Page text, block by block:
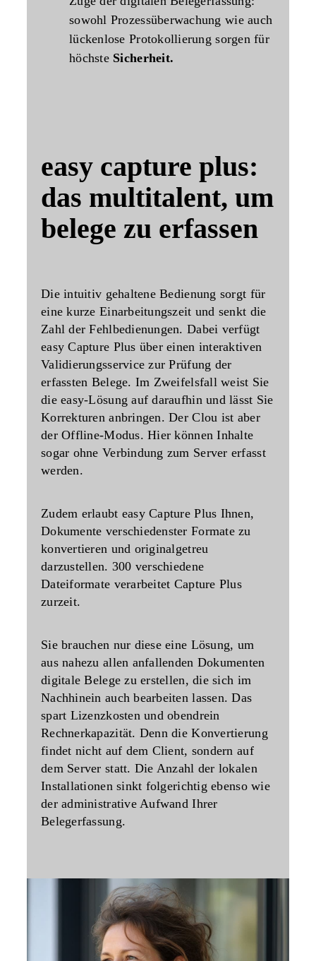
sowohl Prozessüberwachung wie auch
lückenlose Protokollierung sorgen für
höchste Sicherheit.
easy capture plus:
das multitalent, um
belege zu erfassen
Die intuitiv gehaltene Bedienung sorgt für
eine kurze Einarbeitungszeit und senkt die
Zahl der Fehlbedienungen. Dabei verfügt
easy Capture Plus über einen interaktiven
Validierungsservice zur Prüfung der
erfassten Belege. Im Zweifelsfall weist Sie
die easy-Lösung auf daraufhin und lässt Sie
Korrekturen anbringen. Der Clou ist aber
der Offline-Modus. Hier können Inhalte
sogar ohne Verbindung zum Server erfasst
werden.
Zudem erlaubt easy Capture Plus Ihnen,
Dokumente verschiedenster Formate zu
konvertieren und originalgetreu
darzustellen. 300 verschiedene
Dateiformate verarbeitet Capture Plus
zurzeit.
Sie brauchen nur diese eine Lösung, um
aus nahezu allen anfallenden Dokumenten
digitale Belege zu erstellen, die sich im
Nachhinein auch bearbeiten lassen. Das
spart Lizenzkosten und obendrein
Rechnerkapazität. Denn die Konvertierung
findet nicht auf dem Client, sondern auf
dem Server statt. Die Anzahl der lokalen
Installationen sinkt folgerichtig ebenso wie
der administrative Aufwand Ihrer
Belegerfassung.